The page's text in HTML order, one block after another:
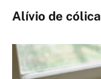
Alívio de